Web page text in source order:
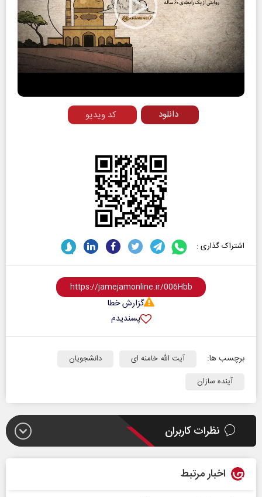
Play
Video
کد ویدیو دانلود
اشتراک گذاری :
گزارش خطا
پسندیدم
برچسب ها: آیت الله خامنه ای
دانشجویان
آینده سازان
نظرات کاربران
اخبار مرتبط